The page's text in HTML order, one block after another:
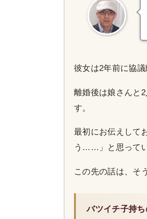
彼女は2年前に協
離婚後は娘さんと
す。
最初にお伝えして
う……」と思ってい
この先の話は、そ
バツイチ子持